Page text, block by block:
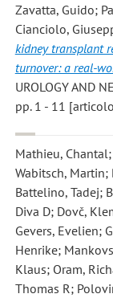
Zavatta, Guido;
Cianciolo,
kidney transplant
turnover: a real-
UROLOGY AND
pp. 1 - 11
Mathieu,
Wabitsch,
Battelino, Tadej;
Diva D; Dovč,
Gevers, Evelien;
Henrike;
Klaus; Oram,
Thomas R;